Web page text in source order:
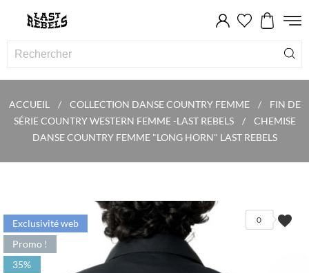
ACCUEIL COLLECTION DANSE COUNTRY FEMME
FIN DE
SÉRIE COUNTRY WESTERN FEMME -LAST REBELS
CHEMISE
DANSE COUNTRY FEMME "LONG HORN" LAST REBELS
favorite
0
Exclusivité web
Promo !
35%